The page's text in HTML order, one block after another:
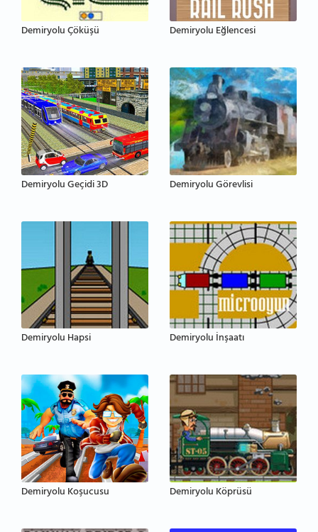
Demiryolu Çöküşü Demiryolu Eğlencesi
Demiryolu Geçidi 3D Demiryolu Görevlisi
Demiryolu Hapsi Demiryolu İnşaatı
Demiryolu Koşucusu Demiryolu Köprüsü